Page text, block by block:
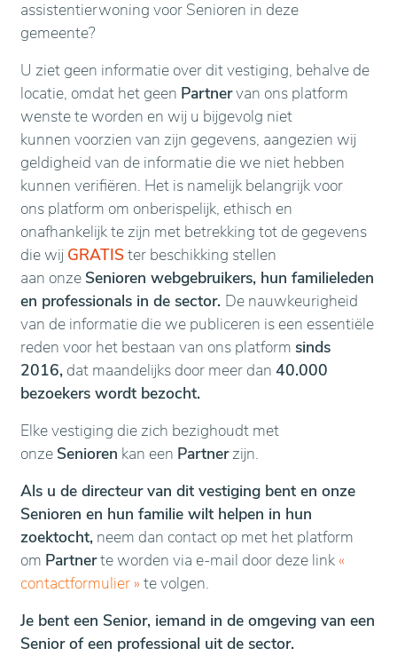
assistentierwoning voor Senioren in deze
gemeente?
U ziet geen informatie over dit vestiging, behalve de
locatie, omdat het geen Partnervan ons platform
wenste te worden en wij u bijgevolg niet
kunnen voorzien van zijn gegevens, aangezien wij
geldigheid van de informatie die we niet hebben
kunnen verifiëren. Het is namelijk belangrijk voor
ons platform om onberispelijk, ethisch en
onafhankelijk te zijn met betrekking tot de gegevens
die wij GRATISter beschikking stellen
aan onze Senioren webgebruikers, hun familieleden
en professionals in de sector. De nauwkeurigheid
van de informatie die we publiceren is een essentiële
reden voor het bestaan van ons platform sinds
2016, dat maandelijks door meer dan 40.000
bezoekers wordt bezocht.
Elke vestiging die zich bezighoudt met
onze Senioren kan een Partnerzijn.
Als u de directeur van dit vestiging bent en onze
Senioren en hun familie wilt helpen in hun
zoektocht, neem dan contact op met het platform
om Partnerte worden via e-mail door deze link «
contactformulier » te volgen.
Je bent een Senior, iemand in de omgeving van een
Senior of een professional uit de sector.